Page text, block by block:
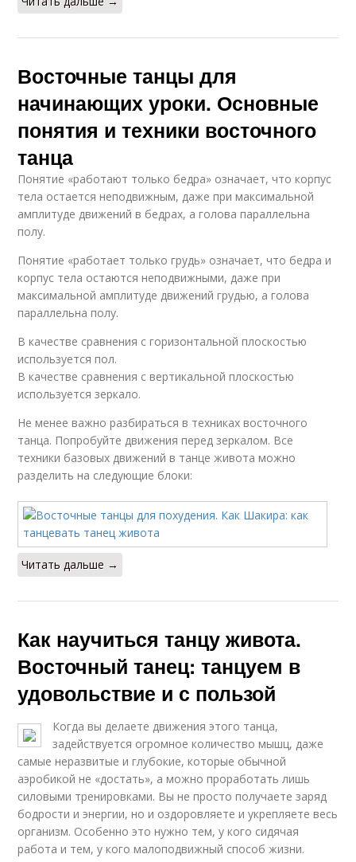
Восточные танцы для
начинающих уроки. Основные
понятия и техники восточного
танца
Понятие «работают только бедра» означает, что корпус
тела остается неподвижным, даже при максимальной
амплитуде движений в бедрах, а голова параллельна
полу.
Понятие «работает только грудь» означает, что бедра и
корпус тела остаются неподвижными, даже при
максимальной амплитуде движений грудью, а голова
параллельна полу.
В качестве сравнения с горизонтальной плоскостью
используется пол.
В качестве сравнения с вертикальной плоскостью
используется зеркало.
Не менее важно разбираться в техниках восточного
танца. Попробуйте движения перед зеркалом. Все
техники базовых движений в танце живота можно
разделить на следующие блоки:
Читать дальше →
Как научиться танцу живота.
Восточный танец: танцуем в
удовольствие и с пользой
Когда вы делаете движения этого танца,
задействуется огромное количество мышц, даже
самые неразвитые и глубокие, которые обычной
аэробикой не «достать», а можно проработать лишь
силовыми тренировками. Вы не просто получаете заряд
бодрости и энергии, но и оздоровляете и укрепляете весь
организм. Особенно это нужно тем, у кого сидячая
работа и тем, у кого малоподвижный способ жизни.